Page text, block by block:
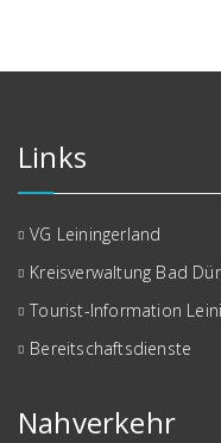
Links
VG Leiningerland
Kreisverwaltung Bad
Tourist-Information
Bereitschaftsdienste
Nahverkehr